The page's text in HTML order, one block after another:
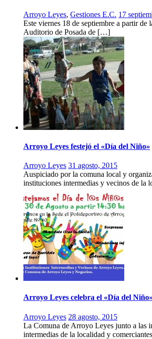
Arroyo Leyes, Gestiones E.C. 17
Este viernes 18 de septiembre a partir de
Auditorio de Posada de […]
Arroyo Leyes festejó el «Día del Niño»
Arroyo Leyes 31 agosto, 2015
Auspiciado por la comuna local y
instituciones intermedias y vecinos de la
Arroyo Leyes celebra el «Día del Niño»
Arroyo Leyes 28 agosto, 2015
La Comuna de Arroyo Leyes junto a las
intermedias de la localidad y